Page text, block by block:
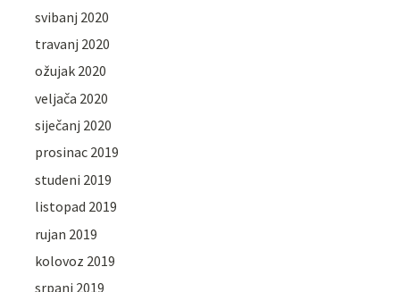
svibanj 2020
travanj 2020
ožujak 2020
veljača 2020
siječanj 2020
prosinac 2019
studeni 2019
listopad 2019
rujan 2019
kolovoz 2019
srpanj 2019